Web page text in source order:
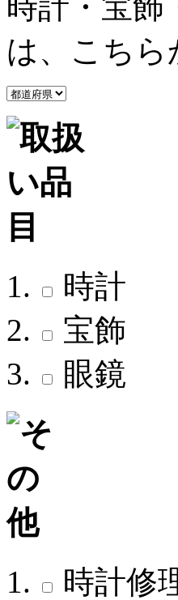
は、こち
時計
宝飾
眼鏡
時計修